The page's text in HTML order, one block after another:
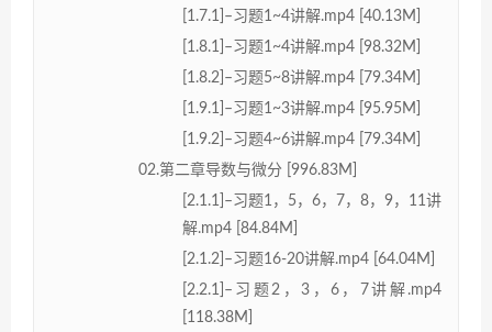
[1.7.1]–习题1~4讲解.mp4 [40.13M]
[1.8.1]–习题1~4讲解.mp4 [98.32M]
[1.8.2]–习题5~8讲解.mp4 [79.34M]
[1.9.1]–习题1~3讲解.mp4 [95.95M]
[1.9.2]–习题4~6讲解.mp4 [79.34M]
02.第二章导数与微分 [996.83M]
[2.1.1]–习题1，5，6，7，8，9，11讲
解.mp4 [84.84M]
[2.1.2]–习题16-20讲解.mp4 [64.04M]
[2.2.1]–习题2，3，6，7讲解.mp4
[118.38M]